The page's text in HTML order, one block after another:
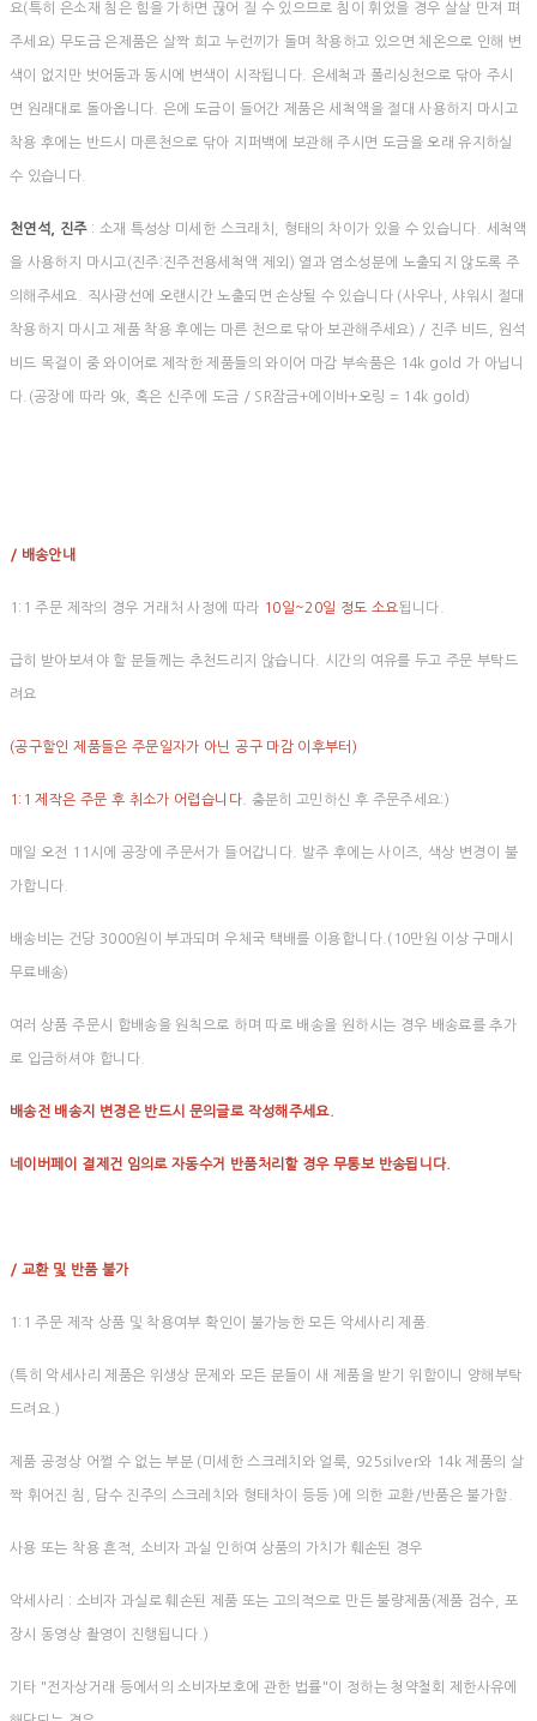
요(특히 은소재 침은 힘을 가하면 끊어 질 수 있으므로 침이 휘었을 경우 살살 만져 펴
주세요) 무도금 은제품은 살짝 희고 누런끼가 돌며 착용하고 있으면 체온으로 인해 변
색이 없지만 벗어둠과 동시에 변색이 시작됩니다. 은세척과 폴리싱천으로 닦아 주시
면 원래대로 돌아옵니다. 은에 도금이 들어간 제품은 세척액을 절대 사용하지 마시고
착용 후에는 반드시 마른천으로 닦아 지퍼백에 보관해 주시면 도금을 오래 유지하실
수 있습니다.
천연석, 진주: 소재 특성상 미세한 스크래치, 형태의 차이가 있을 수 있습니다. 세척액
을 사용하지 마시고(진주:진주전용세척액 제외) 열과 염소성분에 노출되지 않도록 주
의해주세요. 직사광선에 오랜시간 노출되면 손상될 수 있습니다 (사우나, 샤워시 절대
착용하지 마시고 제품 착용 후에는 마른 천으로 닦아 보관해주세요) / 진주 비드, 원석
비드 목걸이 중 와이어로 제작한 제품들의 와이어 마감 부속품은 14k gold 가 아닙니
다.(공장에 따라 9k, 혹은 신주에 도금 / SR잠금+에이바+오링 = 14k gold)
/ 배송안내
1:1 주문 제작의 경우 거래처 사정에 따라 10일~20일 정도 소요됩니다.
급히 받아보셔야 할 분들께는 추천드리지 않습니다. 시간의 여유를 두고 주문 부탁드
려요
(공구할인 제품들은 주문일자가 아닌 공구 마감 이후부터)
1:1 제작은 주문 후 취소가 어렵습니다. 충분히 고민하신 후 주문주세요:)
매일 오전 11시에 공장에 주문서가 들어갑니다. 발주 후에는 사이즈, 색상 변경이 불
가합니다.
배송비는 건당 3000원이 부과되며 우체국 택배를 이용합니다.(10만원 이상 구매시
무료배송)
여러 상품 주문시 합배송을 원칙으로 하며 따로 배송을 원하시는 경우 배송료를 추가
로 입금하셔야 합니다.
배송전 배송지 변경은 반드시 문의글로 작성해주세요.
네이버페이 결제건 임의로 자동수거 반품처리할 경우 무통보 반송됩니다.
/ 교환 및 반품 불가
1:1 주문 제작 상품 및 착용여부 확인이 불가능한 모든 악세사리 제품.
(특히 악세사리 제품은 위생상 문제와 모든 분들이 새 제품을 받기 위함이니 양해부탁
드려요.)
제품 공정상 어쩔 수 없는 부분 (미세한 스크레치와 얼룩, 925silver와 14k 제품의 살
짝 휘어진 침, 담수 진주의 스크레치와 형태차이 등등 )에 의한 교환/반품은 불가함.
사용 또는 착용 흔적, 소비자 과실 인하여 상품의 가치가 훼손된 경우
악세사리 : 소비자 과실로 훼손된 제품 또는 고의적으로 만든 불량제품(제품 검수, 포
장시 동영상 촬영이 진행됩니다.)
기타 "전자상거래 등에서의 소비자보호에 관한 법률"이 정하는 청약철회 제한사유에